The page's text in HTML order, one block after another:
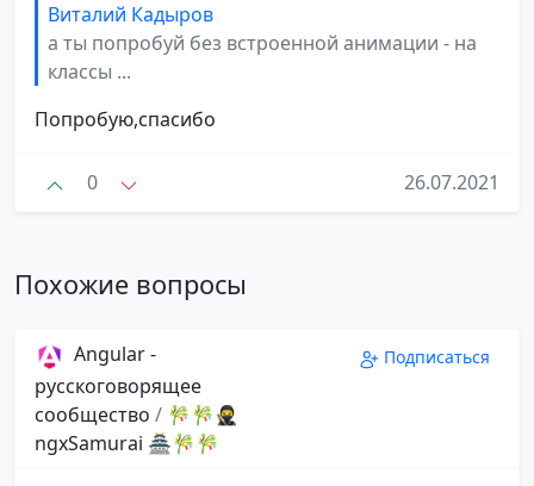
Виталий Кадыров
а ты попробуй без встроенной анимации - на
классы ...
Попробую,спасибо
0 26.07.2021
Похожие вопросы
Angular -
русскоговорящее
сообщество / 🎋🎋🥷
ngxSamurai 🏯🎋🎋
Подписаться